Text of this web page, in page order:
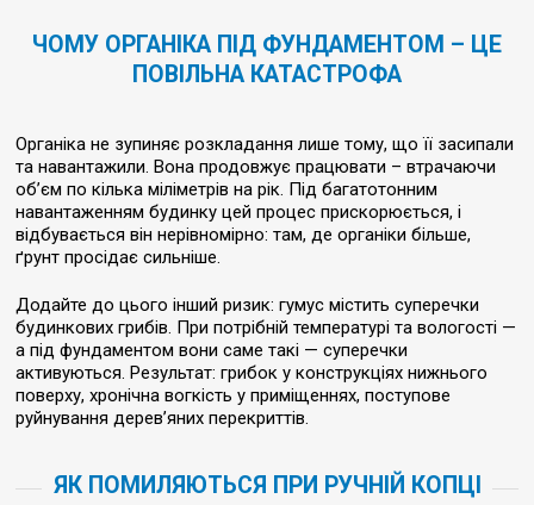
ЧОМУ ОРГАНІКА ПІД ФУНДАМЕНТОМ – ЦЕ
ПОВІЛЬНА КАТАСТРОФА
Органіка не зупиняє розкладання лише тому, що її засипали
та навантажили. Вона продовжує працювати – втрачаючи
об’єм по кілька міліметрів на рік. Під багатотонним
навантаженням будинку цей процес прискорюється, і
відбувається він нерівномірно: там, де органіки більше,
ґрунт просідає сильніше.
Додайте до цього інший ризик: гумус містить суперечки
будинкових грибів. При потрібній температурі та вологості —
а під фундаментом вони саме такі — суперечки
активуються. Результат: грибок у конструкціях нижнього
поверху, хронічна вогкість у приміщеннях, поступове
руйнування дерев’яних перекриттів.
ЯК ПОМИЛЯЮТЬСЯ ПРИ РУЧНІЙ КОПЦІ